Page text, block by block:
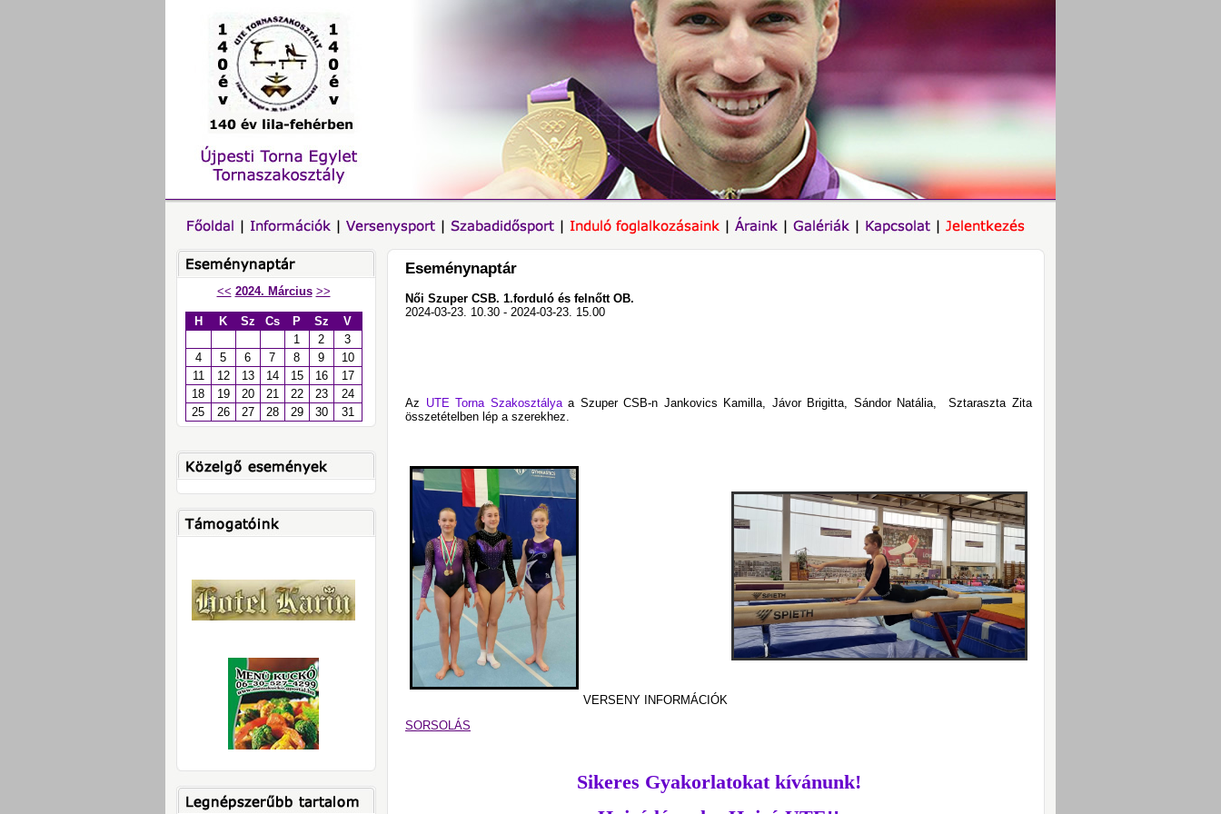
<< 2024. Március >>
H K Sz Cs P Sz
V
1
2
3
4
5 6 7 8 9
10
11
12 13 14 15 16
17
18
19 20 21 22 23
24
25
26 27 28 29 30 31
Eseménynaptár
Női Szuper CSB. 1.forduló és felnőtt OB.
2024-03-23. 10.30 - 2024-03-23. 15.00
Az UTE Torna Szakosztályaa Szuper CSB-n Jankovics Kamilla, Jávor Brigitta, Sándor Natália, Sztaraszta Zita
összetételben lép a szerekhez.
VERSENY INFORMÁCIÓK
SORSOLÁS
Sikeres Gyakorlatokat kívánunk!